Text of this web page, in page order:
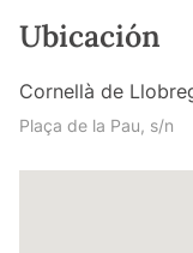
Ubicación
Cornellà de
Plaça de la Pau, s/n